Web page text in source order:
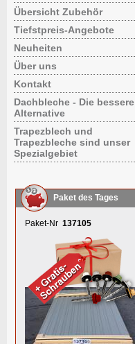
Übersicht Zubehör
Tiefstpreis-Angebote
Neuheiten
Über uns
Kontakt
Dachbleche - Die bessere
Alternative
Trapezblech und
Trapezbleche sind unser
Spezialgebiet
Paket des Tages
Paket-Nr 137105